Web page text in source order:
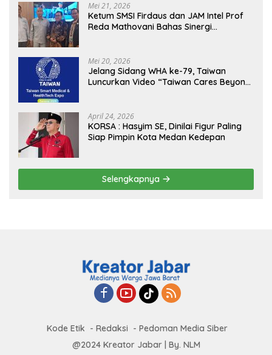
Mei 21, 2026
Ketum SMSI Firdaus dan JAM Intel Prof
Reda Mathovani Bahas Sinergi
MBG, Perkuat Pengawasan Program
Pemerintah
Mei 20, 2026
Jelang Sidang WHA ke-79, Taiwan
Luncurkan Video “Taiwan Cares Beyond
April 24, 2026
KORSA : Hasyim SE, Dinilai Figur Paling
Siap Pimpin Kota Medan Kedepan
Selengkapnya
Kode Etik Redaksi
Pedoman Media Siber
@2024 Kreator Jabar | By. NLM